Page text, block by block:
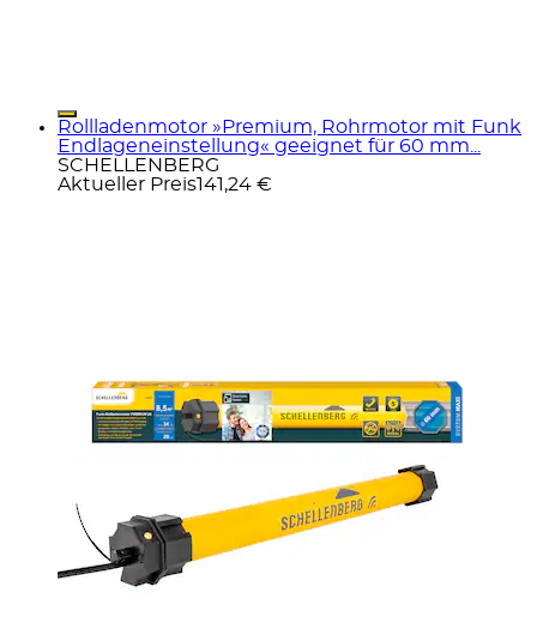
Rollladenmotor »Premium, Rohrmotor mit Funk
Endlageneinstellung« geeignet für 60 mm...
SCHELLENBERG
Aktueller Preis141,24 €